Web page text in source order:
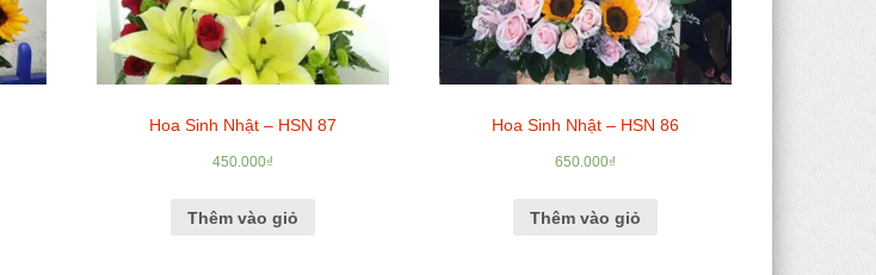
Hoa Sinh Nhật – HSN 87
450.000₫
Thêm vào giỏ
Hoa Sinh Nhật – HSN 86
650.000₫
Thêm vào giỏ